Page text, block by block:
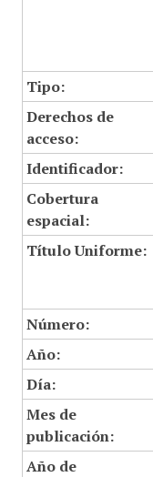
Tipo:
Derechos de
acceso:
Identificador:
Cobertura
espacial:
Título Uniforme:
Número:
Año:
Día:
Mes de
publicación:
Año de